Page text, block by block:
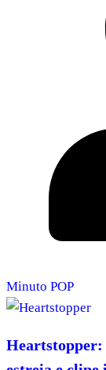
Minuto POP
Heartstopper: